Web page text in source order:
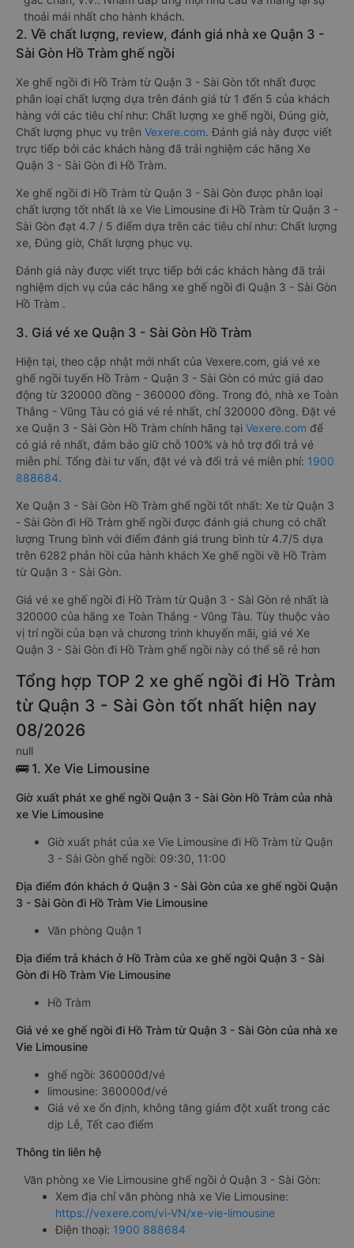
thoải mái nhất cho hành khách.
2. Về chất lượng, review, đánh giá nhà xe Quận 3 -
Sài Gòn Hồ Tràm ghế ngồi
Xe ghế ngồi đi Hồ Tràm từ Quận 3 - Sài Gòn tốt nhất được
phân loại chất lượng dựa trên đánh giá từ 1 đến 5 của khách
hàng với các tiêu chí như: Chất lượng xe ghế ngồi, Đúng giờ,
Chất lượng phục vụ trên Vexere.com. Đánh giá này được viết
trực tiếp bởi các khách hàng đã trải nghiệm các hãng Xe
Quận 3 - Sài Gòn đi Hồ Tràm.
Xe ghế ngồi đi Hồ Tràm từ Quận 3 - Sài Gòn được phân loại
chất lượng tốt nhất là xe Vie Limousine đi Hồ Tràm từ Quận 3 -
Sài Gòn đạt 4.7 / 5 điểm dựa trên các tiêu chí như: Chất lượng
xe, Đúng giờ, Chất lượng phục vụ.
Đánh giá này được viết trực tiếp bởi các khách hàng đã trải
nghiệm dịch vụ của các hãng xe ghế ngồi đi Quận 3 - Sài Gòn
Hồ Tràm .
3. Giá vé xe Quận 3 - Sài Gòn Hồ Tràm
Hiện tại, theo cập nhật mới nhất của Vexere.com, giá vé xe
ghế ngồi tuyến Hồ Tràm - Quận 3 - Sài Gòn có mức giá dao
động từ 320000 đồng - 360000 đồng. Trong đó, nhà xe Toàn
Thắng - Vũng Tàu có giá vé rẻ nhất, chỉ 320000 đồng. Đặt vé
xe Quận 3 - Sài Gòn Hồ Tràm chính hãng tại Vexere.com để
có giá rẻ nhất, đảm bảo giữ chỗ 100% và hỗ trợ đổi trả vé
miễn phí. Tổng đài tư vấn, đặt vé và đổi trả vé miễn phí: 1900
888684.
Xe Quận 3 - Sài Gòn Hồ Tràm ghế ngồi tốt nhất: Xe từ Quận 3
- Sài Gòn đi Hồ Tràm ghế ngồi được đánh giá chung có chất
lượng Trung bình với điểm đánh giá trung bình từ 4.7/5 dựa
trên 6282 phản hồi của hành khách Xe ghế ngồi về Hồ Tràm
từ Quận 3 - Sài Gòn.
Giá vé xe ghế ngồi đi Hồ Tràm từ Quận 3 - Sài Gòn rẻ nhất là
320000 của hãng xe Toàn Thắng - Vũng Tàu. Tùy thuộc vào
vị trí ngồi của bạn và chương trình khuyến mãi, giá vé Xe
Quận 3 - Sài Gòn đi Hồ Tràm ghế ngồi này có thể sẽ rẻ hơn
Tổng hợp TOP 2 xe ghế ngồi đi Hồ Tràm
từ Quận 3 - Sài Gòn tốt nhất hiện nay
08/2026
null
🚌 1. Xe Vie Limousine
Giờ xuất phát xe ghế ngồi Quận 3 - Sài Gòn Hồ Tràm của nhà
xe Vie Limousine
Giờ xuất phát của xe Vie Limousine đi Hồ Tràm từ Quận
3 - Sài Gòn ghế ngồi: 09:30, 11:00
Địa điểm đón khách ở Quận 3 - Sài Gòn của xe ghế ngồi Quận
3 - Sài Gòn đi Hồ Tràm Vie Limousine
Văn phòng Quận 1
Địa điểm trả khách ở Hồ Tràm của xe ghế ngồi Quận 3 - Sài
Gòn đi Hồ Tràm Vie Limousine
Hồ Tràm
Giá vé xe ghế ngồi đi Hồ Tràm từ Quận 3 - Sài Gòn của nhà xe
Vie Limousine
ghế ngồi: 360000đ/vé
limousine: 360000đ/vé
Giá vé xe ổn định, không tăng giảm đột xuất trong các
dịp Lễ, Tết cao điểm
Thông tin liên hệ
Văn phòng xe Vie Limousine ghế ngồi ở Quận 3 - Sài Gòn:
Xem địa chỉ văn phòng nhà xe Vie Limousine:
https://vexere.com/vi-VN/xe-vie-limousine
Điện thoại: 1900 888684